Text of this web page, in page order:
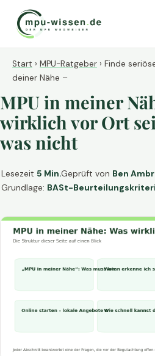
Start › MPU-Ratgeber › Finde
deiner Nähe –
MPU in meiner
wirklich vor Ort
was nicht
Lesezeit 5 Min.Geprüft von Ben
Grundlage: BASt-